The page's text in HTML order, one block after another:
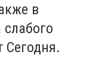
в
слабого
Сегодня.